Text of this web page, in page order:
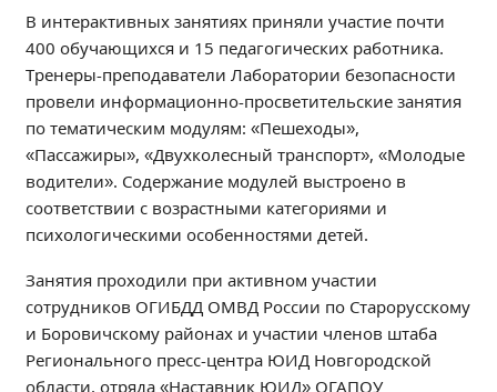
Региональный центр по профилактике ДДТТ
Учебно-производственный комплекс
Центр карьеры
Противодействие коррупции
Всероссийское чемпионатное движение
Региональная инновационная площадка
Основные сведения
Структура и органы управления образовательной
организацией
Документы
В интерактивных занятиях приняли участие почти
400 обучающихся и 15 педагогических работника.
Тренеры-преподаватели Лаборатории безопасности
провели информационно-просветительские занятия
по тематическим модулям: «Пешеходы»,
«Пассажиры», «Двухколесный транспорт», «Молодые
водители». Содержание модулей выстроено в
соответствии с возрастными категориями и
психологическими особенностями детей.
Занятия проходили при активном участии
сотрудников ОГИБДД ОМВД России по Старорусскому
и Боровичскому районах и участии членов штаба
Регионального пресс-центра ЮИД Новгородской
области, отряда «Наставник ЮИД» ОГАПОУ